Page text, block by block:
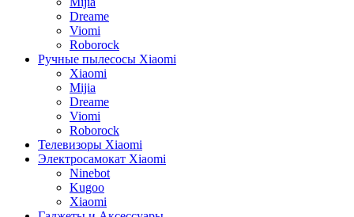
Dreame
Viomi
Roborock
Ручные пылесосы Xiaomi
Xiaomi
Mijia
Dreame
Viomi
Roborock
Телевизоры Xiaomi
Электросамокат Xiaomi
Ninebot
Kugoo
Xiaomi